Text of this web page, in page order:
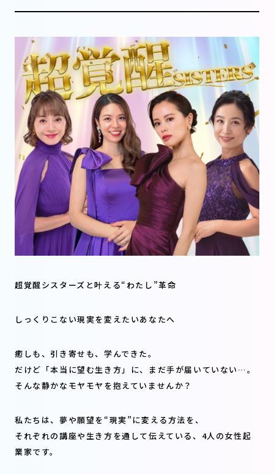
超覚醒シスターズと叶える“わたし”革命
しっくりこない現実を変えたいあなたへ
癒しも、引き寄せも、学んできた。
だけど「本当に望む生き方」に、まだ手が届いていない…。
そんな静かなモヤモヤを抱えていませんか？
私たちは、夢や願望を“現実”に変える方法を、
それぞれの講座や生き方を通して伝えている、4人の女性起
業家です。